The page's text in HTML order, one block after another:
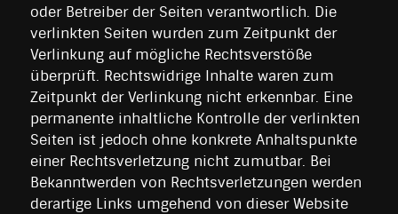
oder Betreiber der Seiten verantwortlich. Die
verlinkten Seiten wurden zum Zeitpunkt der
Verlinkung auf mögliche Rechtsverstöße
überprüft. Rechtswidrige Inhalte waren zum
Zeitpunkt der Verlinkung nicht erkennbar. Eine
permanente inhaltliche Kontrolle der verlinkten
Seiten ist jedoch ohne konkrete Anhaltspunkte
einer Rechtsverletzung nicht zumutbar. Bei
Bekanntwerden von Rechtsverletzungen werden
derartige Links umgehend von dieser Website